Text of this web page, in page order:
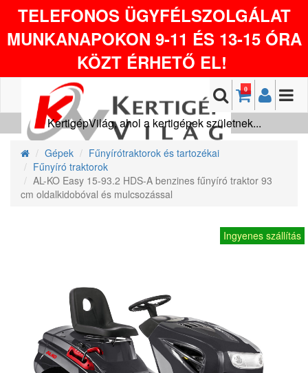
TELEFONOS ÜGYFÉLSZOLGÁLAT
MUNKANAPOKON 9-11 ÉS 13-15 ÓRA
KÖZT ÉRHETŐ EL!
0
KertigépVilág, ahol a kertigépek születnek...
Gépek
Fűnyírótraktorok és tartozékai
Fűnyíró traktorok
AL-KO Easy 15-93.2 HDS-A benzines fűnyíró traktor 93
cm oldalkidobóval és mulcsozással
Ingyenes szállítás